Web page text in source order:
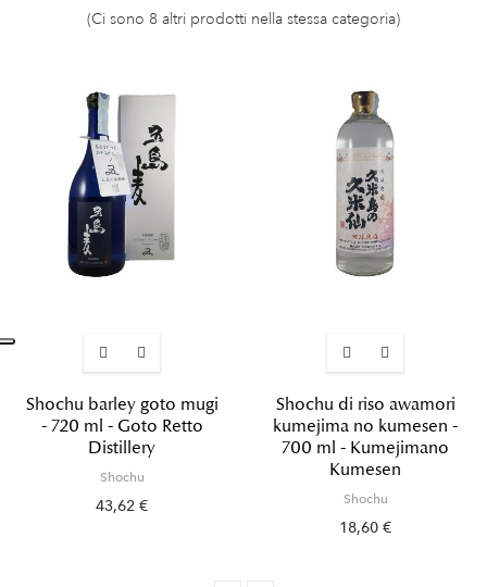
(Ci sono 8 altri prodotti nella stessa categoria)
Shochu barley goto mugi
- 720 ml - Goto Retto
Distillery
Shochu
43,62 €
Shochu di riso awamori
kumejima no kumesen -
700 ml - Kumejimano
Kumesen
Shochu
18,60 €